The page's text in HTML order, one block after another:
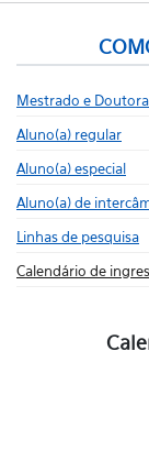
Mestrado e
Aluno(a) regular
Aluno(a) especial
Aluno(a) de
Linhas de pesquisa
Calendário de